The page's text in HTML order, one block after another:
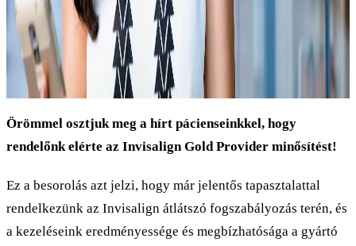
Örömmel osztjuk meg a hírt pácienseinkkel, hogy
rendelőnk elérte az Invisalign Gold Provider minősítést!
Ez a besorolás azt jelzi, hogy már jelentős tapasztalattal
rendelkezünk az Invisalign átlátszó fogszabályozás terén, és
a kezeléseink eredményessége és megbízhatósága a gyártó